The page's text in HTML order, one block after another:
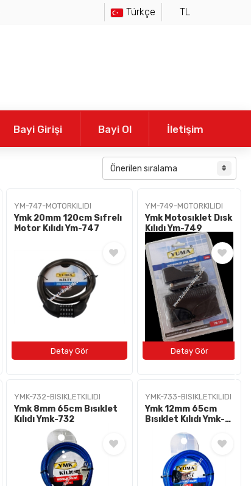
Türkçe TL
Bayi Girişi Bayi Ol İletişim
YM-747-MOTORKILIDI
Ymk 20mm 120cm Sıfrelı
Motor Kılıdı Ym-747
YM-749-MOTORKILIDI
Ymk Motosıklet Dısk
Kılıdı Ym-749
YMK-732-BISIKLETKILIDI
Ymk 8mm 65cm Bısıklet
Kılıdı Ymk-732
YMK-733-BISIKLETKILIDI
Ymk 12mm 65cm
Bısıklet Kılıdı Ymk-